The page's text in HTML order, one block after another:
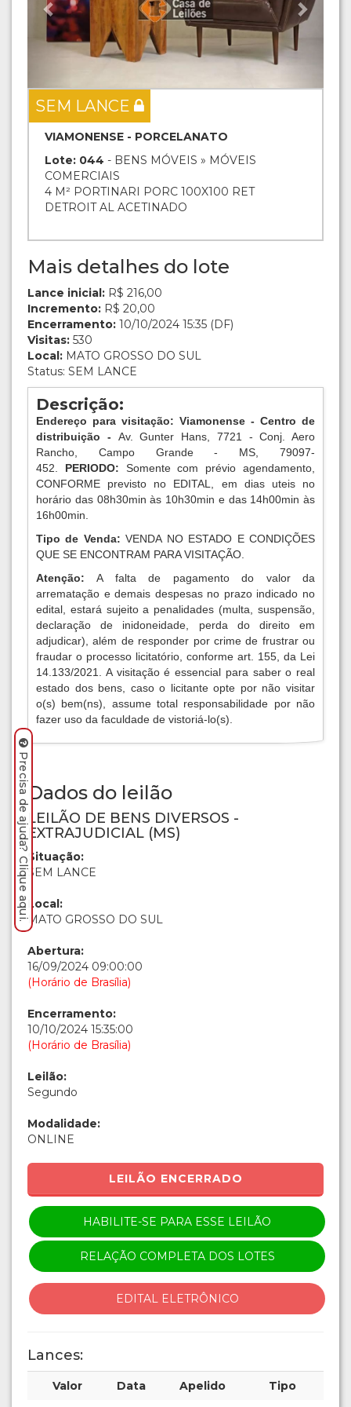
SEM LANCE
VIAMONENSE - PORCELANATO
Lote: 044 - BENS MÓVEIS » MÓVEIS
COMERCIAIS
4 M² PORTINARI PORC 100X100 RET
DETROIT AL ACETINADO
Mais detalhes do lote
Lance inicial: R$ 216,00
Incremento: R$ 20,00
Encerramento: 10/10/2024 15:35 (DF)
Visitas: 530
Local: MATO GROSSO DO SUL
Status: SEM LANCE
Descrição:
Endereço para visitação: Viamonense - Centro de
distribuição - Av. Gunter Hans, 7721 - Conj. Aero
Rancho, Campo Grande - MS, 79097-
452. PERIODO: Somente com prévio agendamento,
CONFORME previsto no EDITAL, em dias uteis no
horário das 08h30min às 10h30min e das 14h00min às
16h00min.
Tipo de Venda:VENDA NO ESTADO E CONDIÇÕES
QUE SE ENCONTRAM PARA VISITAÇÃO.
Atenção:A falta de pagamento do valor da
arrematação e demais despesas no prazo indicado no
edital, estará sujeito a penalidades (multa, suspensão,
declaração de inidoneidade, perda do direito em
adjudicar), além de responder por crime de frustrar ou
fraudar o processo licitatório, conforme art. 155, da Lei
14.133/2021. A visitação é essencial para saber o real
estado dos bens, caso o licitante opte por não visitar
o(s) bem(ns), assume total responsabilidade por não
fazer uso da faculdade de vistoriá-lo(s).
Dados do leilão
LEILÃO DE BENS DIVERSOS -
EXTRAJUDICIAL (MS)
Situação:
SEM LANCE
Local:
MATO GROSSO DO SUL
Abertura:
16/09/2024 09:00:00
(Horário de Brasília)
Encerramento:
10/10/2024 15:35:00
(Horário de Brasília)
Leilão:
Segundo
Modalidade:
ONLINE
LEILÃO ENCERRADO
HABILITE-SE PARA ESSE LEILÃO
RELAÇÃO COMPLETA DOS LOTES
EDITAL ELETRÔNICO
Lances:
Valor Data Apelido Tipo
Precisa de ajuda? Clique aqui.